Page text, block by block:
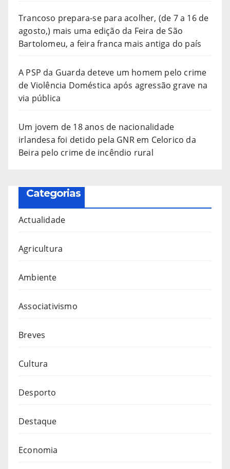
Trancoso prepara-se para acolher, (de 7 a 16 de
agosto,) mais uma edição da Feira de São
Bartolomeu, a feira franca mais antiga do país
A PSP da Guarda deteve um homem pelo crime
de Violência Doméstica após agressão grave na
via pública
Um jovem de 18 anos de nacionalidade
irlandesa foi detido pela GNR em Celorico da
Beira pelo crime de incêndio rural
Categorias
Actualidade
Agricultura
Ambiente
Associativismo
Breves
Cultura
Desporto
Destaque
Economia